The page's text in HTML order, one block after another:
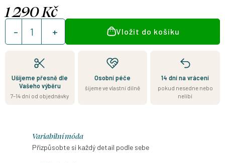
1 290 Kč
Měrná
cena:
Vložit do košíku
Ušijeme přesně dle
Vašeho výběru
7–14 dní od objednávky
Osobní péče
šijeme ve vlastní dílně
14 dní na vrácení
pokud nesedne nebo
nelíbí
Variabilní móda
Přizpůsobte si každý detail podle sebe